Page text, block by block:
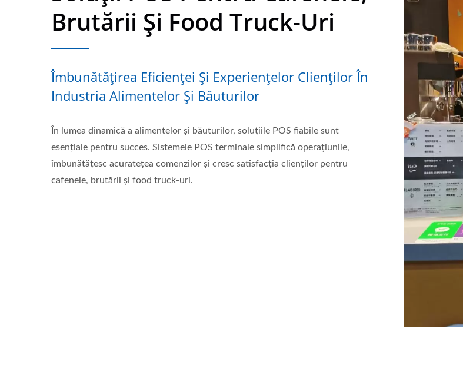
Brutării Și Food Truck-Uri
Îmbunătățirea Eficienței Și Experiențelor Clienților În
Industria Alimentelor Și Băuturilor
În lumea dinamică a alimentelor și băuturilor, soluțiile POS fiabile sunt
esențiale pentru succes. Sistemele POS terminale simplifică operațiunile,
îmbunătățesc acuratețea comenzilor și cresc satisfacția clienților pentru
cafenele, brutării și food truck-uri.